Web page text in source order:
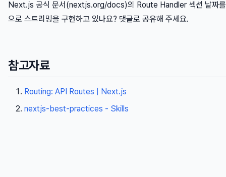
Next.js 공식 문서(nextjs.org/docs)의 Route Handler 섹션 날짜를
으로 스트리밍을 구현하고 있나요? 댓글로 공유해 주세요.
참고자료
Routing: API Routes | Next.js
nextjs-best-practices - Skills